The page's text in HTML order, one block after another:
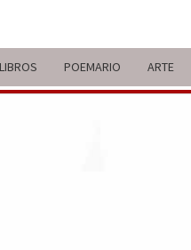
LIBROS POEMARIO ARTE